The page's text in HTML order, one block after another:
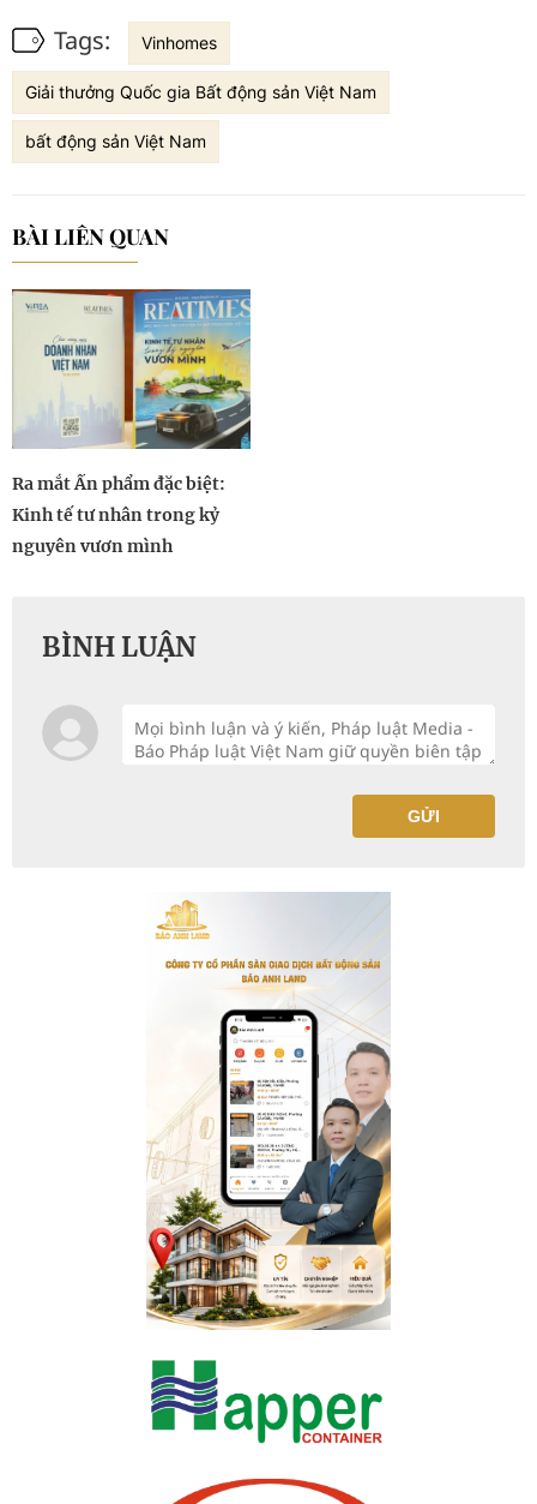
Tags: Vinhomes
Giải thưởng Quốc gia Bất động sản Việt Nam
bất động sản Việt Nam
BÀI LIÊN QUAN
Ra mắt Ấn phẩm đặc biệt:
Kinh tế tư nhân trong kỷ
nguyên vươn mình
BÌNH LUẬN
GỬI